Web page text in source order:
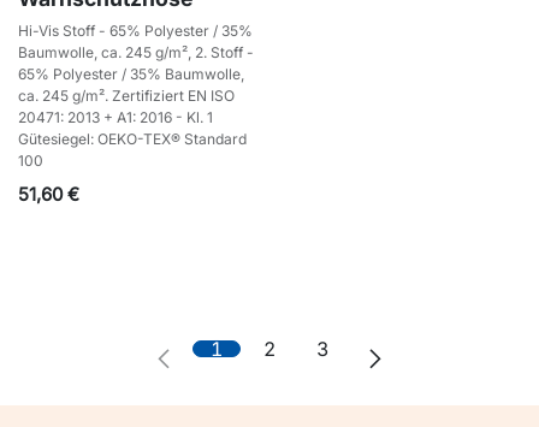
Hi-Vis Stoff - 65% Polyester / 35%
Baumwolle, ca. 245 g/m², 2. Stoff -
65% Polyester / 35% Baumwolle,
ca. 245 g/m². Zertifiziert EN ISO
20471: 2013 + A1: 2016 - Kl. 1
Gütesiegel: OEKO-TEX® Standard
100
51,60€
1 2 3